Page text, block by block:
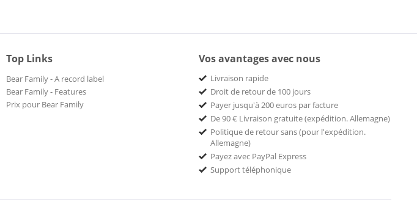
Top Links
Bear Family - A record label
Bear Family - Features
Prix pour Bear Family
Vos avantages avec nous
Livraison rapide
Droit de retour de 100 jours
Payer jusqu'à 200 euros par facture
De 90 € Livraison gratuite (expédition. Allemagne)
Politique de retour sans (pour l'expédition.
Allemagne)
Payez avec PayPal Express
Support téléphonique